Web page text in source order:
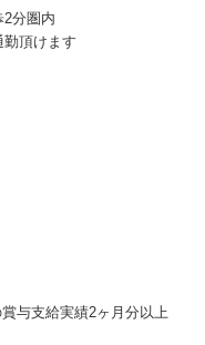
分圏内
頂けます
与支給実績2ヶ月分以上